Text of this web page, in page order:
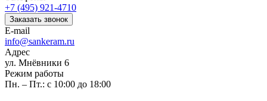
+7 (495) 921-4710
Заказать звонок
E-mail
info@sankeram.ru
Адрес
ул. Мнёвники 6
Режим работы
Пн. – Пт.: с 10:00 до 18:00